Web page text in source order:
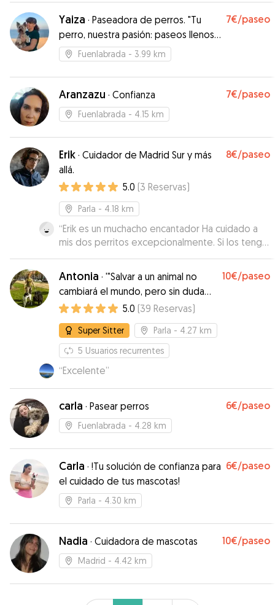
Yaiza · Paseadora de perros. "Tu
perro, nuestra pasión: paseos llenos
de alegría.
7€/paseo
Fuenlabrada - 3.99 km
Aranzazu · Confianza 7€/paseo
Fuenlabrada - 4.15 km
Erik · Cuidador de Madrid Sur y más
allá.
8€/paseo
5.0 (3 Reservas)
Parla - 4.18 km
“Erik es un muchacho encantador Ha cuidado a
mis dos perritos excepcionalmente. Si los tengo
que volver a dejar no dudaré en volvérselos a
dejar. Los perritos han estado como en casa
Recomendable 100% Gracias Erik
Antonia · '"Salvar a un animal no
cambiará el mundo, pero sin duda
alguna, el mundo cambiará para él."
10€/paseo
5.0 (39 Reservas)
Super Sitter Parla - 4.27 km
5 Usuarios recurrentes
“Excelente”
carla · Pasear perros 6€/paseo
Fuenlabrada - 4.28 km
Carla · !Tu solución de confianza para
el cuidado de tus mascotas!
6€/paseo
Parla - 4.30 km
Nadia · Cuidadora de mascotas 10€/paseo
Madrid - 4.42 km